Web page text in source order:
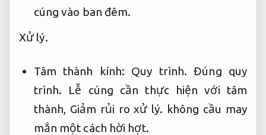
cúng vào ban đêm.
Xử lý.
Tâm thành kính: Quy trình. Đúng quy
trình. Lễ cúng cần thực hiện với tâm
thành, Giảm rủi ro xử lý. không cầu may
mắn một cách hời hợt.